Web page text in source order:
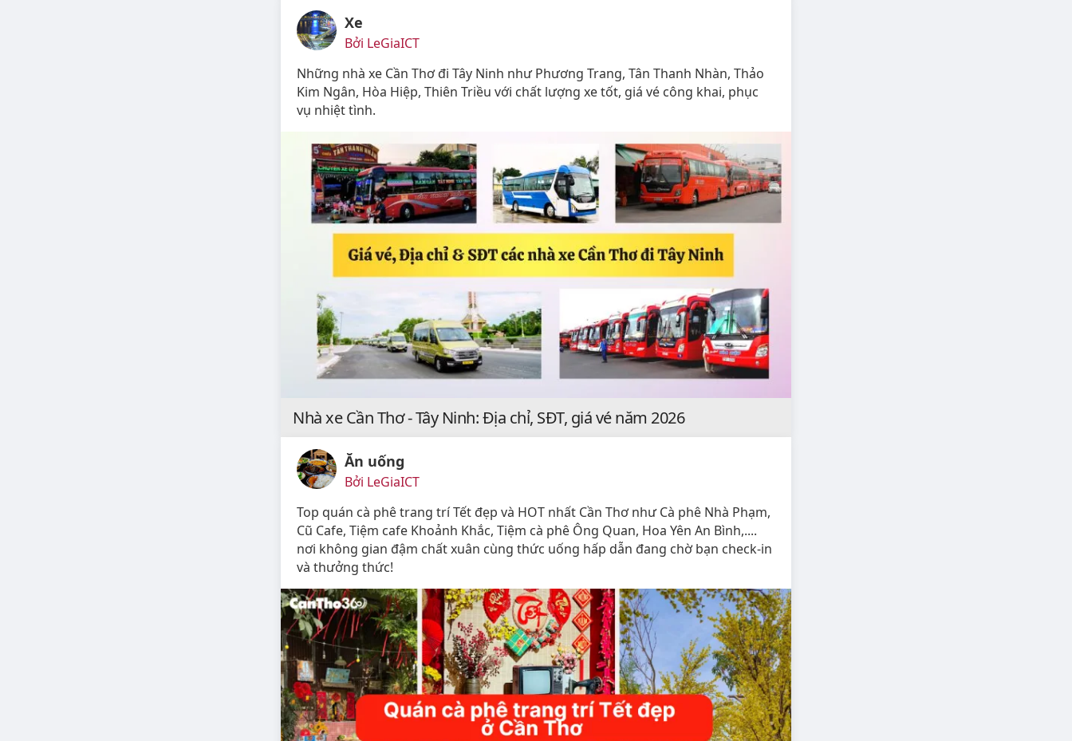
Xe
Bởi LeGiaICT
Những nhà xe Cần Thơ đi Tây Ninh như Phương Trang, Tân Thanh Nhàn, Thảo
Kim Ngân, Hòa Hiệp, Thiên Triều với chất lượng xe tốt, giá vé công khai, phục
vụ nhiệt tình.
Nhà xe Cần Thơ - Tây Ninh: Địa chỉ, SĐT, giá vé năm 2026
Ăn uống
Bởi LeGiaICT
Top quán cà phê trang trí Tết đẹp và HOT nhất Cần Thơ như Cà phê Nhà Phạm,
Cũ Cafe, Tiệm cafe Khoảnh Khắc, Tiệm cà phê Ông Quan, Hoa Yên An Bình,....
nơi không gian đậm chất xuân cùng thức uống hấp dẫn đang chờ bạn check-in
và thưởng thức!